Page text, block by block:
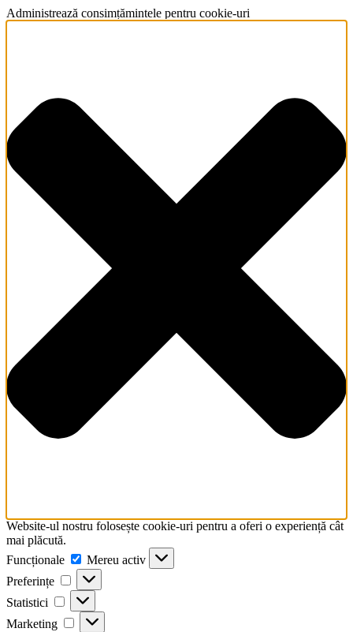
Administrează consimțămintele pentru cookie-uri
Website-ul nostru folosește cookie-uri pentru a oferi o experiență cât
mai plăcută.
Funcționale
Funcționale
Mereu activ
Preferințe
Preferințe
Statistici Statistici
Marketing Marketing